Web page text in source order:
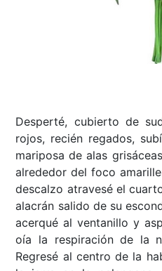
Desperté, cubierto de
rojos, recién regados,
mariposa de alas
alrededor del foco
descalzo atravesé el
alacrán salido de su
acerqué al ventanillo y
oía la respiración de la
Regresé al centro de la